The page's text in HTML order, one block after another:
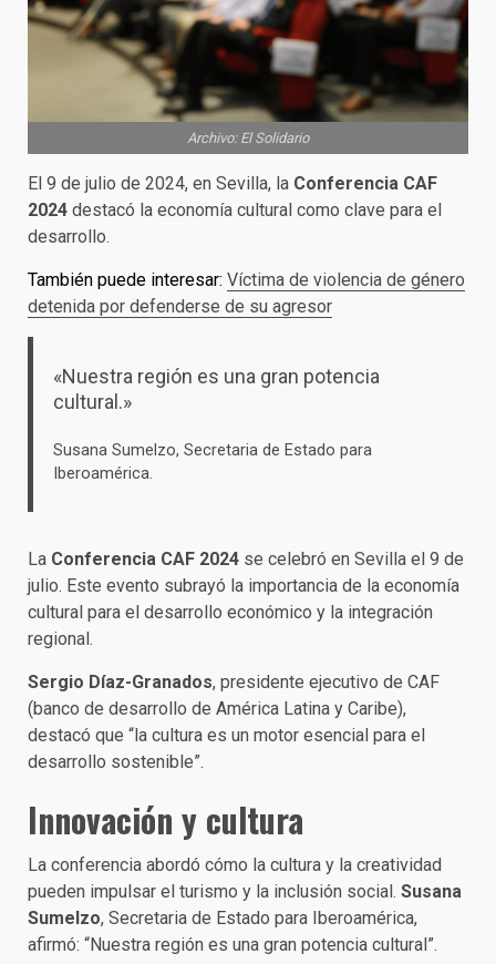
Archivo: El Solidario
El 9 de julio de 2024, en Sevilla, la Conferencia CAF
2024 destacó la economía cultural como clave para el
desarrollo.
También puede interesar: Víctima de violencia de género
detenida por defenderse de su agresor
«Nuestra región es una gran potencia
cultural.»
Susana Sumelzo, Secretaria de Estado para
Iberoamérica.
La Conferencia CAF 2024 se celebró en Sevilla el 9 de
julio. Este evento subrayó la importancia de la economía
cultural para el desarrollo económico y la integración
regional.
Sergio Díaz-Granados, presidente ejecutivo de CAF
(banco de desarrollo de América Latina y Caribe),
destacó que “la cultura es un motor esencial para el
desarrollo sostenible”.
Innovación y cultura
La conferencia abordó cómo la cultura y la creatividad
pueden impulsar el turismo y la inclusión social. Susana
Sumelzo, Secretaria de Estado para Iberoamérica,
afirmó: “Nuestra región es una gran potencia cultural”.